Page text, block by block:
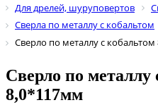
Для дрелей, шуруповертов
Сверла по металлу с кобальтом
Сверло по металлу с
Сверло по металлу
8,0*117мм